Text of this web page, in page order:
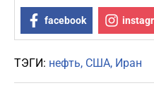
facebook
ТЭГИ: нефть США Иран